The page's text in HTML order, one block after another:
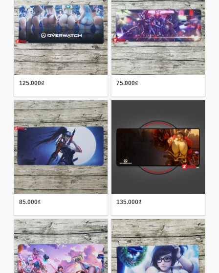
125.000₫ 75.000₫
85.000₫ 135.000₫